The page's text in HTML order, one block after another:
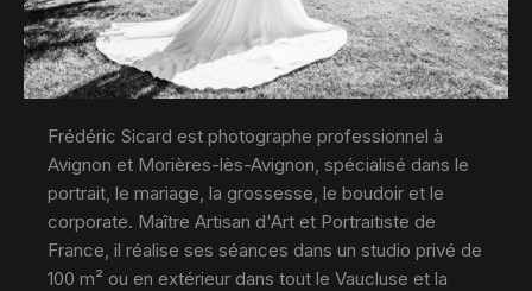
Frédéric Sicard est photographe professionnel à
Avignon et Morières-lès-Avignon, spécialisé dans le
portrait, le mariage, la grossesse, le boudoir et le
corporate. Maître Artisan d'Art et Portraitiste de
France, il réalise ses séances dans un studio privé de
100 m² ou en extérieur dans tout le Vaucluse et la